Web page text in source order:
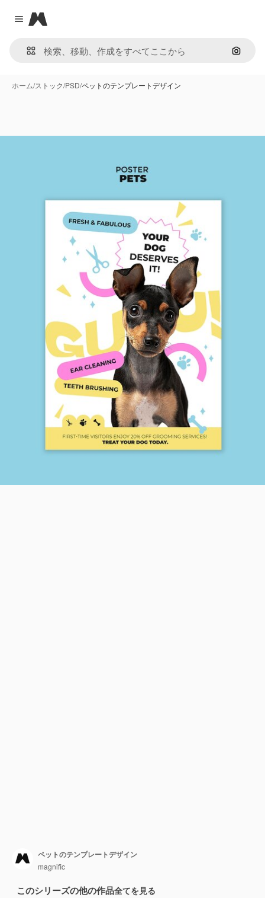
Close menu
Magnific
画像で
ホーム/ストック/PSD/ペットのテンプレートデザイン
ペットのテンプレートデザイン
magnific
このシリーズの他の作品全てを見る